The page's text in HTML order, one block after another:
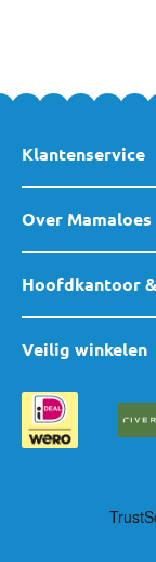
Klantenservice
Over Mamaloes
Hoofdkantoor
Veilig winkelen